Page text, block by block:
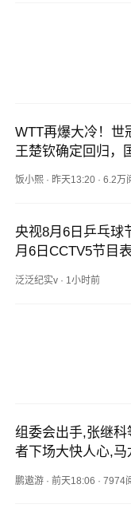
WTT再爆大冷！世
王楚钦确定回归，
饭小熙 · 昨天13:20 ·6.2万
央视8月6日乒乓球
月6日CCTV5节目
泛泛纪实v · 1小时前
组委会出手,张继
者下场大快人心,马
鹏遨游 ·前天18:06 ·7974